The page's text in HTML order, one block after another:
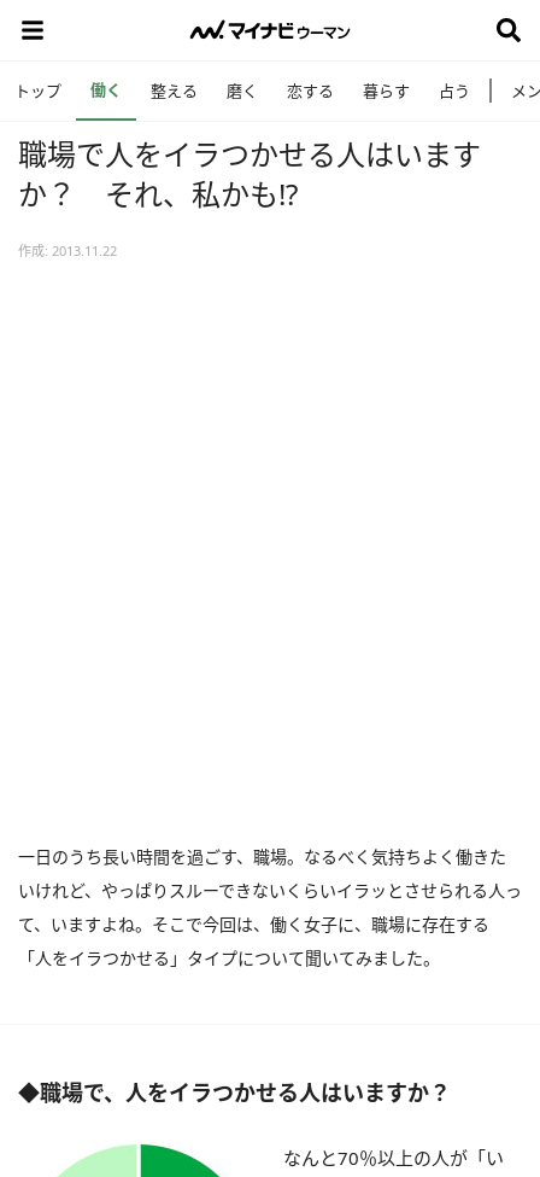
トップ 働く 整える 磨く 恋する 暮らす 占う メ
職場で人をイラつかせる人はいます
か？ それ、私かも!?
作成: 2013.11.22
一日のうち長い時間を過ごす、職場。なるべく気持ちよく働きた
いけれど、やっぱりスルーできないくらいイラッとさせられる人っ
て、いますよね。そこで今回は、働く女子に、職場に存在する
「人をイラつかせる」タイプについて聞いてみました。
◆職場で、人をイラつかせる人はいますか？
なんと70％以上の人が「い